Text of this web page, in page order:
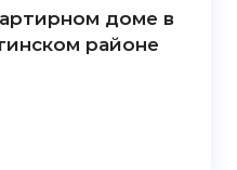
доме в
районе